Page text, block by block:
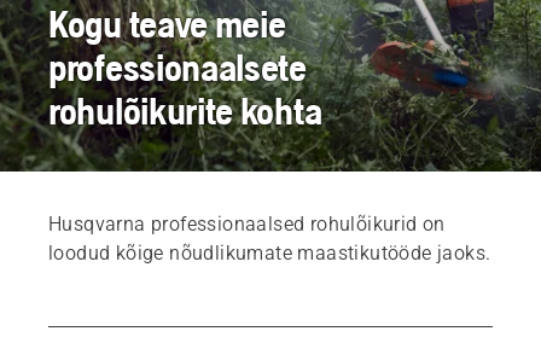
Kogu teave meie
professionaalsete
rohulõikurite kohta
Husqvarna professionaalsed rohulõikurid on
loodud kõige nõudlikumate maastikutööde jaoks.